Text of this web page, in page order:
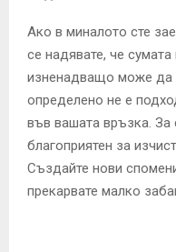
Ако в миналото сте
се надявате, че
изненадващо може да
определено не е
във вашата връзка. За
благоприятен за
Създайте нови
прекарвате малко